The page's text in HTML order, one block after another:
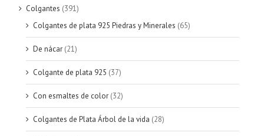
Colgantes (391)
Colgantes de plata 925 Piedras y Minerales (65)
De nácar (21)
Colgante de plata 925 (37)
Con esmaltes de color (32)
Colgantes de Plata Árbol de la vida (28)